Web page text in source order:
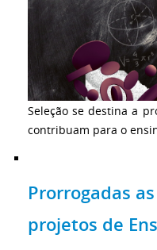
Seleção se destina a
contribuam para o
Prorrogadas
projetos de